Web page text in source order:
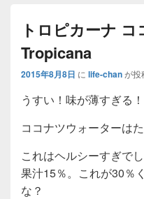
トロピカーナ コ
Tropicana
2015年8月8日 に life-chanが投
うすい！味が薄すぎる！
ココナツウォーターは
これはヘルシーすぎで
果汁15％。これが30％
な？